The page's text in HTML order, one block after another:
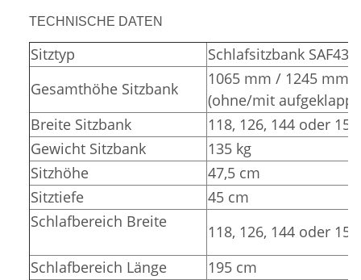
TECHNISCHE DATEN
Sitztyp
Schlafsitzbank SAF43
Gesamthöhe Sitzbank
1065 mm / 1245 mm
(ohne/mit
Breite Sitzbank
118, 126, 144 oder
Gewicht Sitzbank
135 kg
Sitzhöhe
47,5 cm
Sitztiefe
45 cm
Schlafbereich Breite
118, 126, 144 oder
Schlafbereich Länge
195 cm